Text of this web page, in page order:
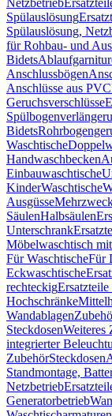
Netzbetrieb
Spülauslösung
Spülauslösung,
für Rohbau- und
Bidets
Anschlussbögen
Anschlüsse aus PVC
Geruchsverschlüsse
Bidets
Waschtische
Handwaschbecken
Einbauwaschtische
KinderWaschtische
Ausgüsse
SäulenHalbsäulen
Unterschrank
Möbelwaschtisch
Für WaschtischeFür
Eckwaschtische
rechteckig
Hochschränke
Wandablagen
SteckdosenWeiteres
integrierter
ZubehörSteckdosen
Standmontage,
Netzbetrieb
Generatorbetrieb